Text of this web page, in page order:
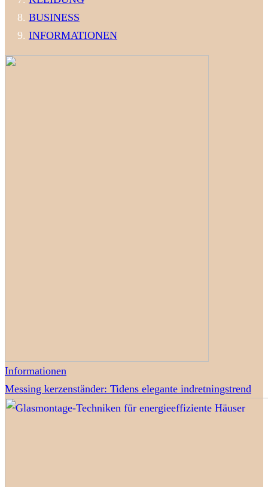
BUSINESS
INFORMATIONEN
Informationen
Messing kerzenständer: Tidens elegante indretningstrend